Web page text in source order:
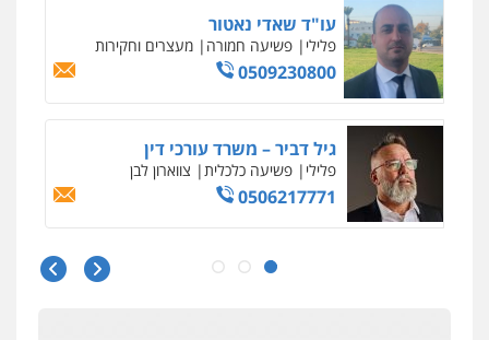
עו"ד שאדי נאטור
פלילי פשיעה חמורה מעצרים וחקירות
0509230800
גיל דביר – משרד עורכי דין
פלילי פשיעה כלכלית צווארון לבן
0506217771
סלימאן אבו שעירה – משרד עורכי דין